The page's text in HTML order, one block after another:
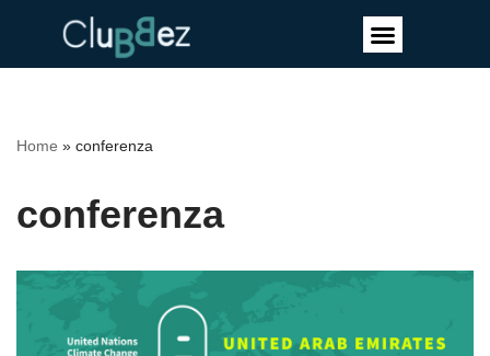
Home » conferenza
conferenza